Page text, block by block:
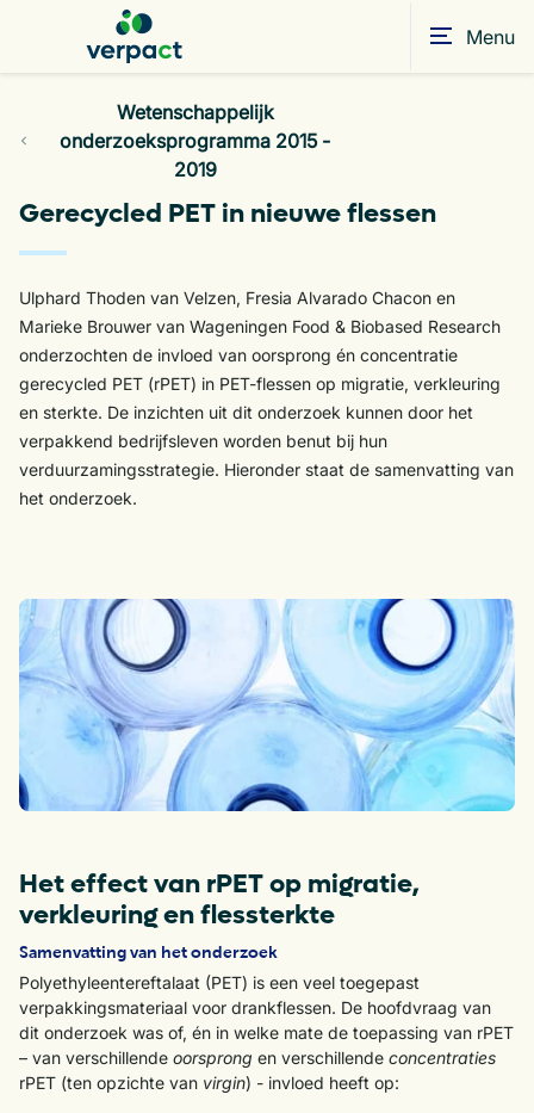
Menu
Wetenschappelijk
onderzoeksprogramma 2015 -
2019
Gerecycled PET in nieuwe flessen
Ulphard Thoden van Velzen, Fresia Alvarado Chacon en
Marieke Brouwer van Wageningen Food & Biobased Research
onderzochten de invloed van oorsprong én concentratie
gerecycled PET (rPET) in PET-flessen op migratie, verkleuring
en sterkte. De inzichten uit dit onderzoek kunnen door het
verpakkend bedrijfsleven worden benut bij hun
verduurzamingsstrategie. Hieronder staat de samenvatting van
het onderzoek.
Het effect van rPET op migratie,
verkleuring en flessterkte
Samenvatting van het onderzoek
Polyethyleentereftalaat (PET) is een veel toegepast
verpakkingsmateriaal voor drankflessen. De hoofdvraag van
dit onderzoek was of, én in welke mate de toepassing van rPET
– van verschillende oorsprong en verschillende concentraties
rPET (ten opzichte van virgin) - invloed heeft op: